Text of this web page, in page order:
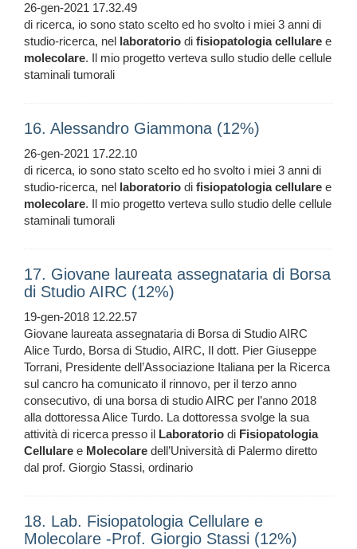
26-gen-2021 17.32.49
di ricerca, io sono stato scelto ed ho svolto i miei 3 anni di
studio-ricerca, nel laboratorio di fisiopatologia cellulare e
molecolare. Il mio progetto verteva sullo studio delle cellule
staminali tumorali
16. Alessandro Giammona (12%)
26-gen-2021 17.22.10
di ricerca, io sono stato scelto ed ho svolto i miei 3 anni di
studio-ricerca, nel laboratorio di fisiopatologia cellulare e
molecolare. Il mio progetto verteva sullo studio delle cellule
staminali tumorali
17. Giovane laureata assegnataria di Borsa
di Studio AIRC (12%)
19-gen-2018 12.22.57
Giovane laureata assegnataria di Borsa di Studio AIRC
Alice Turdo, Borsa di Studio, AIRC, Il dott. Pier Giuseppe
Torrani, Presidente dell’Associazione Italiana per la Ricerca
sul cancro ha comunicato il rinnovo, per il terzo anno
consecutivo, di una borsa di studio AIRC per l’anno 2018
alla dottoressa Alice Turdo. La dottoressa svolge la sua
attività di ricerca presso il Laboratorio di Fisiopatologia
Cellulare e Molecolare dell’Università di Palermo diretto
dal prof. Giorgio Stassi, ordinario
18. Lab. Fisiopatologia Cellulare e
Molecolare -Prof. Giorgio Stassi (12%)